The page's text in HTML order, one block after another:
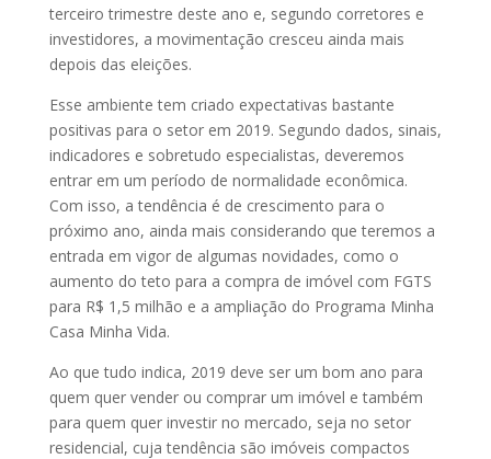
terceiro trimestre deste ano e, segundo corretores e
investidores, a movimentação cresceu ainda mais
depois das eleições.
Esse ambiente tem criado expectativas bastante
positivas para o setor em 2019. Segundo dados, sinais,
indicadores e sobretudo especialistas, deveremos
entrar em um período de normalidade econômica.
Com isso, a tendência é de crescimento para o
próximo ano, ainda mais considerando que teremos a
entrada em vigor de algumas novidades, como o
aumento do teto para a compra de imóvel com FGTS
para R$ 1,5 milhão e a ampliação do Programa Minha
Casa Minha Vida.
Ao que tudo indica, 2019 deve ser um bom ano para
quem quer vender ou comprar um imóvel e também
para quem quer investir no mercado, seja no setor
residencial, cuja tendência são imóveis compactos